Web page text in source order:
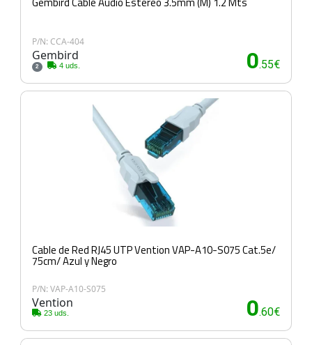
P/N: CCA-404
Gembird
2 4 uds. 0.55€
Cable de Red RJ45 UTP Vention VAP-A10-S075 Cat.5e/
75cm/ Azul y Negro
P/N: VAP-A10-S075
Vention
23 uds. 0.60€